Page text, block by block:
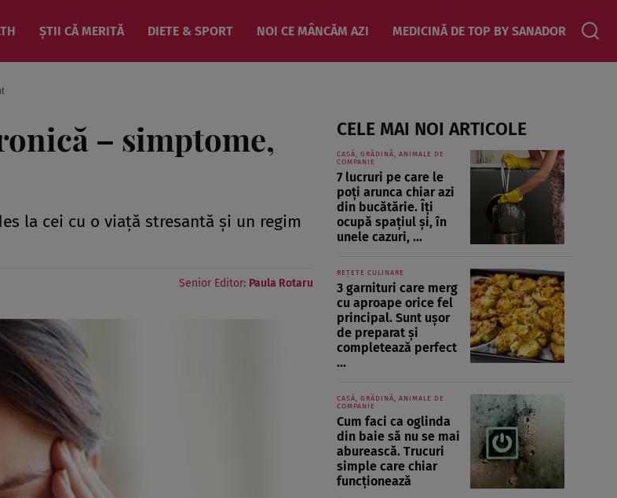
ȘTII CĂ MERITĂ DIETE & SPORT NOI CE MÂNCĂM AZI MEDICINĂ DE TOP BY SANADOR
– simptome,
la cei cu o viaţă stresantă şi un regim
Senior Editor: Paula Rotaru
CELE MAI NOI ARTICOLE
CASĂ, GRĂDINĂ, ANIMALE DE
COMPANIE
7 lucruri pe care le
poți arunca chiar azi
din bucătărie. Îți
ocupă spațiul și, în
unele cazuri, ...
REȚETE CULINARE
3 garnituri care merg
cu aproape orice fel
principal. Sunt ușor
de preparat și
completează perfect
...
CASĂ, GRĂDINĂ, ANIMALE DE
COMPANIE
Cum faci ca oglinda
din baie să nu se mai
aburească. Trucuri
simple care chiar
funcționează